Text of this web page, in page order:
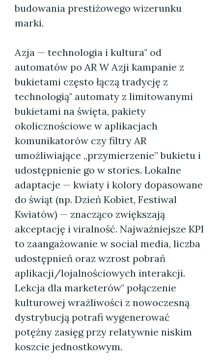
budowania prestiżowego wizerunku
marki.
Azja — technologia i kultura" od
automatów po AR W Azji kampanie z
bukietami często łączą tradycję z
technologią" automaty z limitowanymi
bukietami na święta, pakiety
okolicznościowe w aplikacjach
komunikatorów czy filtry AR
umożliwiające „przymierzenie” bukietu i
udostępnienie go w stories. Lokalne
adaptacje — kwiaty i kolory dopasowane
do świąt (np. Dzień Kobiet, Festiwal
Kwiatów) — znacząco zwiększają
akceptację i viralność. Najważniejsze KPI
to zaangażowanie w social media, liczba
udostępnień oraz wzrost pobrań
aplikacji/lojalnościowych interakcji.
Lekcja dla marketerów" połączenie
kulturowej wrażliwości z nowoczesną
dystrybucją potrafi wygenerować
potężny zasięg przy relatywnie niskim
koszcie jednostkowym.